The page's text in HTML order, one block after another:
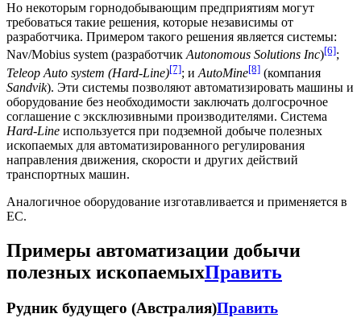
Но некоторым горнодобывающим предприятиям могут
требоваться такие решения, которые независимы от
разработчика. Примером такого решения является системы:
Nav/Mobius system (разработчикAutonomous Solutions Inc)[6];
Teleop Auto system (Hard-Line)[7]; и AutoMine[8] (компания
Sandvik). Эти системы позволяют автоматизировать машины и
оборудование без необходимости заключать долгосрочное
соглашение с эксклюзивными производителями. Система
Hard-Line используется при подземной добыче полезных
ископаемых для автоматизированного регулирования
направления движения, скорости и других действий
транспортных машин.
Аналогичное оборудование изготавливается и применяется в
ЕС.
Примеры автоматизации добычи
полезных ископаемыхПравить
Рудник будущего (Австралия)Править